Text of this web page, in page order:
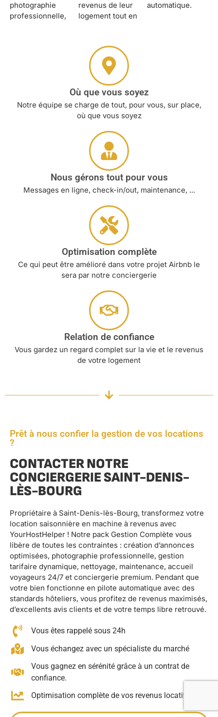
photographie
professionnelle,
revenus de leur
logement tout en
automatique.
Où que vous soyez
Notre équipe se charge de tout, pour vous, sur place,
où que vous soyez
Nous gérons tout pour vous
Messages en ligne, check-in/out, maintenance, ...
Optimisation complète
Ce qui peut être amélioré dans votre projet Airbnb le
sera par notre conciergerie
Relation de confiance
Vous gardez un regard complet sur la vie et le revenus
de votre logement
Prêt à nous confier la gestion de vos locations
?
CONTACTER NOTRE
CONCIERGERIE SAINT-DENIS-
LÈS-BOURG
Propriétaire à Saint-Denis-lès-Bourg, transformez votre
location saisonnière en machine à revenus avec
YourHostHelper ! Notre pack Gestion Complète vous
libère de toutes les contraintes : création d’annonces
optimisées, photographie professionnelle, gestion
tarifaire dynamique, nettoyage, maintenance, accueil
voyageurs 24/7 et conciergerie premium. Pendant que
votre bien fonctionne en pilote automatique avec des
standards hôteliers, vous profitez de revenus maximisés,
d’excellents avis clients et de votre temps libre retrouvé.
Vous êtes rappelé sous 24h
Vous échangez avec un spécialiste du marché
Vous gagnez en sérénité grâce à un contrat de
confiance.
Optimisation complète de vos revenus locatifs